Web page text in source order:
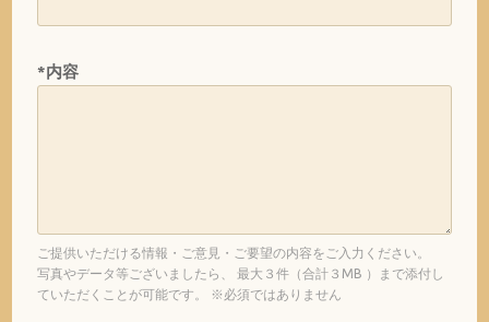
*内容
ご提供いただける情報・ご意見・ご要望の内容をご入力ください。
写真やデータ等ございましたら、 最大３件（合計３MB ）まで添付し
ていただくことが可能です。 ※必須ではありません